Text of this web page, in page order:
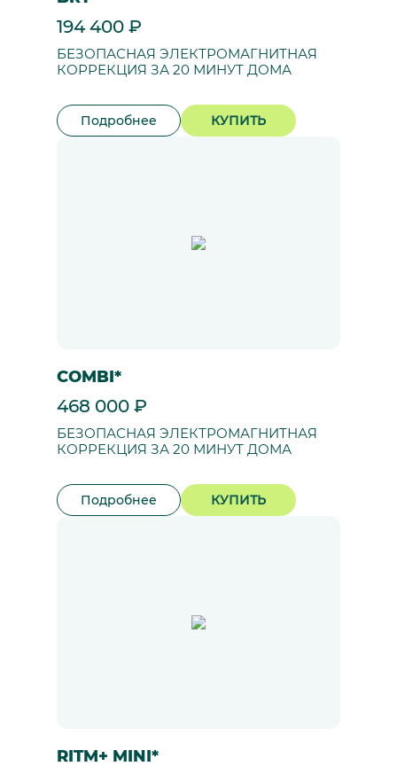
194 400 ₽
БЕЗОПАСНАЯ ЭЛЕКТРОМАГНИТНАЯ
КОРРЕКЦИЯ ЗА 20 МИНУТ ДОМА
Подробнее КУПИТЬ
COMBI*
468 000 ₽
БЕЗОПАСНАЯ ЭЛЕКТРОМАГНИТНАЯ
КОРРЕКЦИЯ ЗА 20 МИНУТ ДОМА
Подробнее КУПИТЬ
RITM+ MINI*